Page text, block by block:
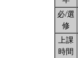
必/選
修
上課
時間